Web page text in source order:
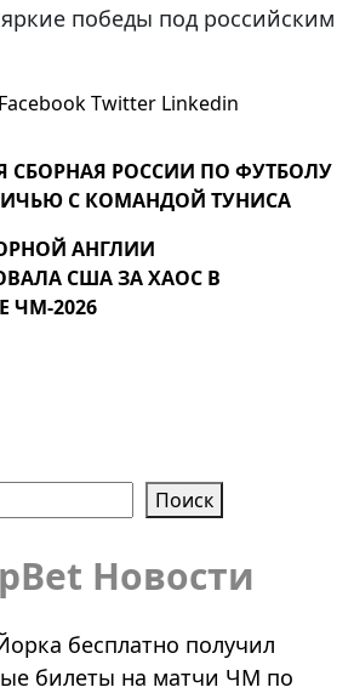
победы под российским
FacebookTwitter Linkedin
РОССИИ ПО ФУТБОЛУ
С КОМАНДОЙ ТУНИСА
АНГЛИИ
США ЗА ХАОС В
ЧМ-2026
Поиск
Новости
бесплатно получил
билеты на матчи ЧМ по